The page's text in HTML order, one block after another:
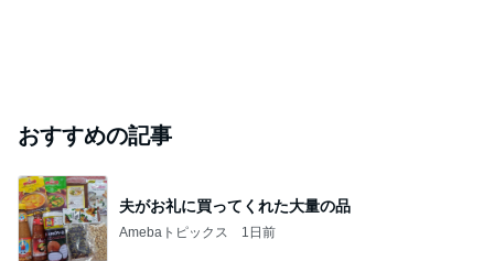
おすすめの記事
夫がお礼に買ってくれた大量の品
Amebaトピックス 1日前